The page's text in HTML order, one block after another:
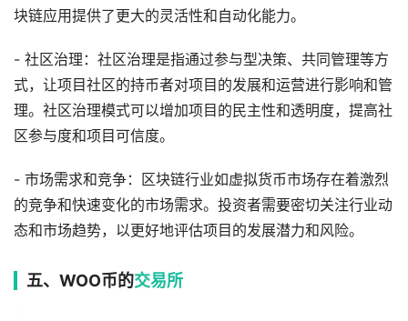
块链应用提供了更大的灵活性和自动化能力。
- 社区治理：社区治理是指通过参与型决策、共同管理等方
式，让项目社区的持币者对项目的发展和运营进行影响和管
理。社区治理模式可以增加项目的民主性和透明度，提高社
区参与度和项目可信度。
- 市场需求和竞争：区块链行业如虚拟货币市场存在着激烈
的竞争和快速变化的市场需求。投资者需要密切关注行业动
态和市场趋势，以更好地评估项目的发展潜力和风险。
五、WOO币的交易所